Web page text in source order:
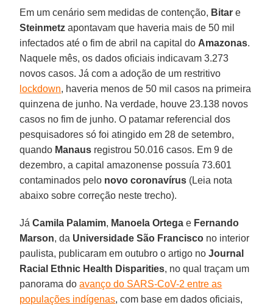
Em um cenário sem medidas de contenção, Bitar e
Steinmetz apontavam que haveria mais de 50 mil
infectados até o fim de abril na capital do Amazonas.
Naquele mês, os dados oficiais indicavam 3.273
novos casos. Já com a adoção de um restritivo
lockdown, haveria menos de 50 mil casos na primeira
quinzena de junho. Na verdade, houve 23.138 novos
casos no fim de junho. O patamar referencial dos
pesquisadores só foi atingido em 28 de setembro,
quando Manaus registrou 50.016 casos. Em 9 de
dezembro, a capital amazonense possuía 73.601
contaminados pelo novo coronavírus (Leia nota
abaixo sobre correção neste trecho).
JáCamila Palamim, Manoela Ortega e Fernando
Marson, da Universidade São Francisco no interior
paulista, publicaram em outubro o artigo noJournal
Racial Ethnic Health Disparities, no qual traçam um
panorama doavanço do SARS-CoV-2 entre as
populações indígenas, com base em dados oficiais,